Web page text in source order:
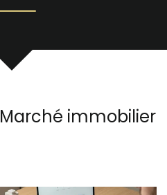
Marché immobilier